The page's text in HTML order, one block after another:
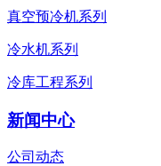
真空预冷机系列
冷水机系列
冷库工程系列
新闻中心
公司动态